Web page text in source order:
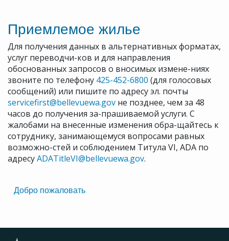
Translated
Добро пожаловать
Приемлемое жилье
Для получения данных в альтернативных форматах,
услуг переводчи-ков и для направления
обоснованных запросов о вносимых измене-ниях
звоните по телефону 425-452-6800 (для голосовых
сообщений) или пишите по адресу эл. почты
servicefirst@bellevuewa.gov не позднее, чем за 48
часов до получения за-прашиваемой услуги. С
жалобами на внесенные изменения обра-щайтесь к
сотруднику, занимающемуся вопросами равных
возможно-стей и соблюдением Титула VI, ADA по
адресуADATitleVI@bellevuewa.gov.